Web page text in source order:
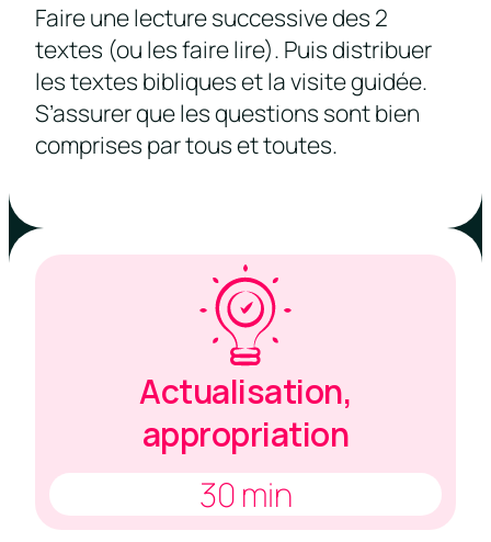
Faire une lecture successive des 2
textes (ou les faire lire). Puis distribuer
les textes bibliques et la visite guidée.
S’assurer que les questions sont bien
comprises par tous et toutes.
Actualisation,
appropriation
30 min